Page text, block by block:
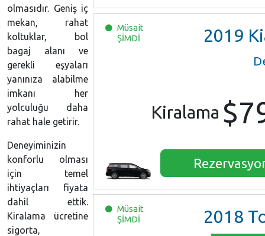
Müsait
ŞİMDİ
2019 Kia
Kiralama
Müsait
ŞİMDİ
2018
olmasıdır. Geniş iç
mekan, rahat
koltuklar, bol
bagaj alanı ve
gerekli eşyaları
yanınıza alabilme
imkanı her
yolculuğu daha
rahat hale getirir.
Deneyiminizin
konforlu olması
için temel
ihtiyaçları fiyata
dahil ettik.
Kiralama ücretine
sigorta,